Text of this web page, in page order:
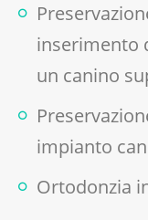
inserimento
un canino
impianto
Ortodonzia